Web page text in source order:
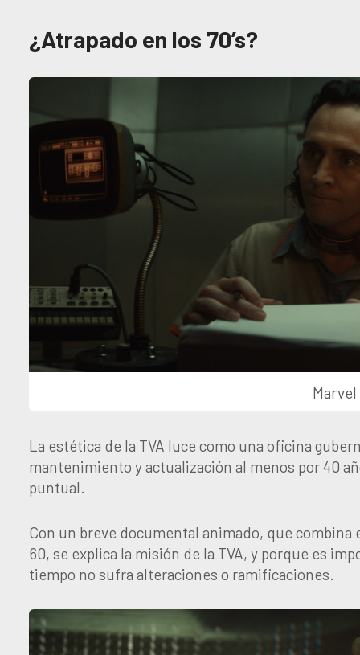
¿Atrapado en los 70’s?
La estética de la TVA luce como una oficina
mantenimiento y actualización al menos por 40
puntual.
Con un breve documental animado, que combina
60, se explica la misión de la TVA, y porque es
tiempo no sufra alteraciones o ramificaciones.